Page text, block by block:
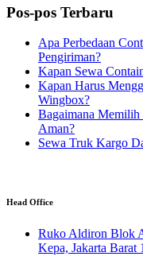
Pos-pos Terbaru
Apa Perbedaan
Pengiriman?
Kapan Sewa
Kapan Harus
Wingbox?
Bagaimana Memilih
Aman?
Sewa Truk Kargo
Head Office
Ruko Aldiron Blok
Kepa, Jakarta Barat